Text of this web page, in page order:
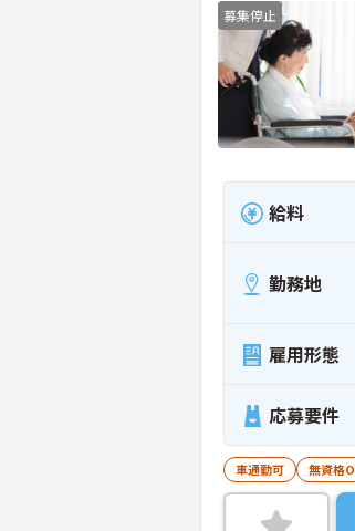
募集停止
給料
勤務地
雇用形態
応募要件
車通勤可 無資格